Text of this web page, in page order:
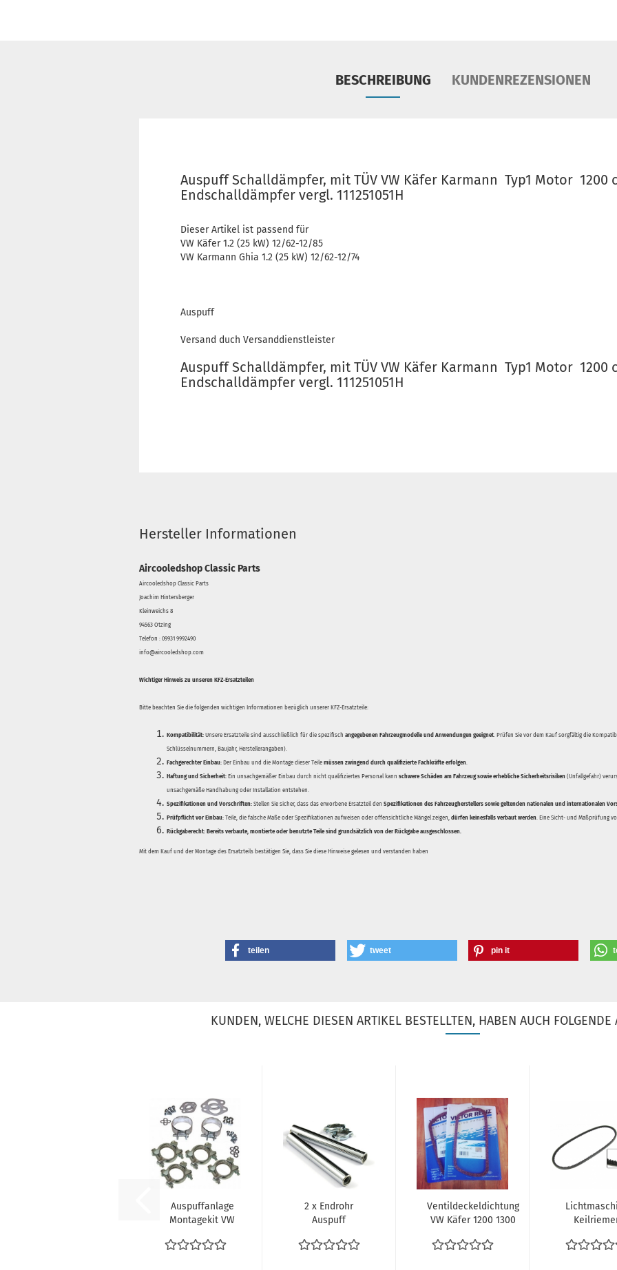
BESCHREIBUNG KUNDENREZENSIONEN
Auspuff Schalldämpfer, mit TÜV VW Käfer Karmann Typ1 Motor 1200
Endschalldämpfer vergl. 111251051H
Dieser Artikel ist passend für
VW Käfer 1.2 (25 kW) 12/62-12/85
VW Karmann Ghia 1.2 (25 kW) 12/62-12/74
Auspuff
Versand duch Versanddienstleister
Auspuff Schalldämpfer, mit TÜV VW Käfer Karmann Typ1 Motor 1200
Endschalldämpfer vergl. 111251051H
Hersteller Informationen
Aircooledshop Classic Parts
Aircooledshop Classic Parts
Joachim Hintersberger
Kleinweichs 8
94563 Otzing
Telefon : 09931 9992490
info@aircooledshop.com
Wichtiger Hinweis zu unseren KFZ-Ersatzteilen
Bitte beachten Sie die folgenden wichtigen Informationen bezüglich unserer KFZ-Ersatzteile:
Kompatibilität: Unsere Ersatzteile sind ausschließlich für die spezifisch angegebenen Fahrzeugmodelle und Anwendungen geeignet. Prüfen Sie vor dem Kauf sorgfältig die
Schlüsselnummern, Baujahr, Herstellerangaben).
Fachgerechter Einbau: Der Einbau und die Montage dieser Teile müssen zwingend durch qualifizierte Fachkräfte erfolgen.
Haftung und Sicherheit: Ein unsachgemäßer Einbau durch nicht qualifiziertes Personal kann schwere Schäden am Fahrzeug sowie erhebliche Sicherheitsrisiken (Unfallgefahr)
unsachgemäße Handhabung oder Installation entstehen.
Spezifikationen und Vorschriften: Stellen Sie sicher, dass das erworbene Ersatzteil den Spezifikationen des Fahrzeugherstellers sowie geltenden nationalen und internationalen
Prüfpflicht vor Einbau: Teile, die falsche Maße oder Spezifikationen aufweisen oder offensichtliche Mängel zeigen, dürfen keinesfalls verbaut werden. Eine Sicht- und Maßprüfung
Rückgaberecht: Bereits verbaute, montierte oder benutzte Teile sind grundsätzlich von der Rückgabe ausgeschlossen.
Mit dem Kauf und der Montage des Ersatzteils bestätigen Sie, dass Sie diese Hinweise gelesen und verstanden haben
teilen tweet pin it
KUNDEN, WELCHE DIESEN ARTIKEL BESTELLTEN, HABEN AUCH FOLGENDE
Auspuffanlage
Montagekit VW
Endschalldämpfer...
2 x Endrohr
Auspuff
VW Käfer 1200
Ventildeckeldichtung
VW Käfer 1200 1300